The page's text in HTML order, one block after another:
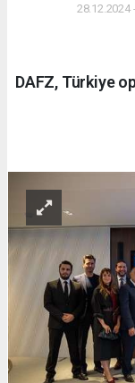
28.12.2024
DAFZ, Türkiye